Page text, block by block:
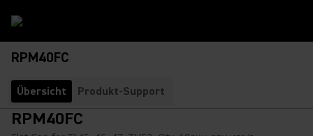
RPM40FC
Übersicht Produkt-Support
RPM40FC